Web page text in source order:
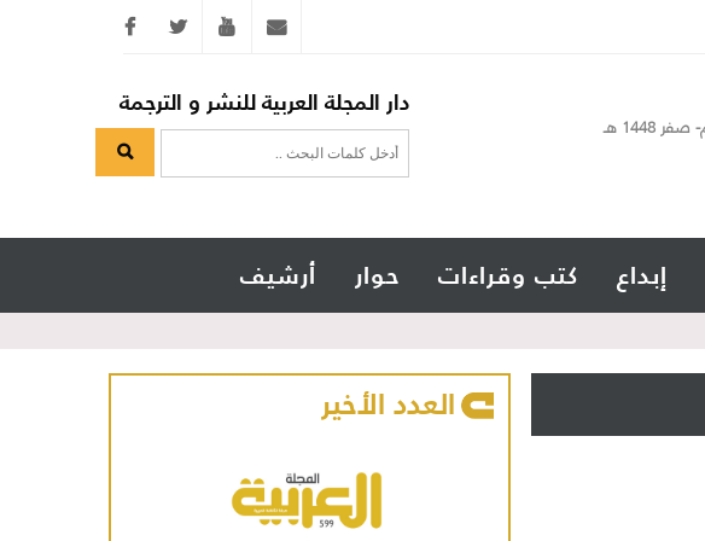
دار المجلة العربية للنشر و الترجمة
إبداع كتب وقراءات حوار أرشيف
العدد الأخير